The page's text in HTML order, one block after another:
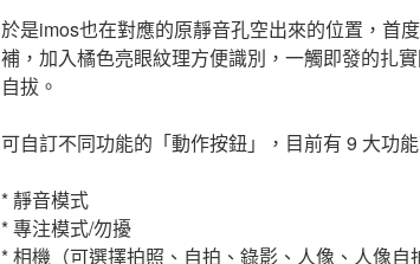
於是imos也在對應的原靜音孔空出來的位置，首
補，加入橘色亮眼紋理方便識別，一觸即發的扎
自拔。
可自訂不同功能的「動作按鈕」，目前有 9 大功能
* 靜音模式
* 專注模式/勿擾
* 相機（可選擇拍照、自拍、錄影、人像、人像自